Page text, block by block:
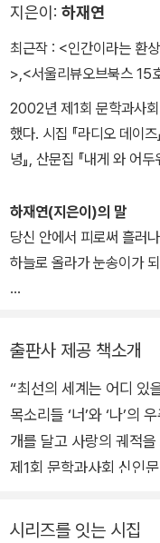
소리를 듣는다. 그 소리는
토성의 고리를 가로지르
우리가 살아남을 수 있는
스러운 형태로 존재하는
의 말에서, 나는 지의류의
느리게 그리고 함께 생장
신의 검게 열린 눈으로 흘
지은이: 하재연
최근작 : <인간이라는 환
>,<서울리뷰오브북스 15
2002년 제1회 문학과사
했다. 시집 『라디오 데이즈
녕』, 산문집 『내게 와 어
상했다. 현재 고려대학교
하재연(지은이)의 말
당신 안에서 피로써 흘러
하늘로 올라가 눈송이가
당신을 솜이불처럼 덮어
부디,
없는 꿈과 같이
편안하게 잠들 수 있기를.
2026년 5월
출판사 제공 책소개
“최선의 세계는 어디 있을까?” 비선형적 시간을
목소리들 ‘너’와 ‘나’의 우주가 공명하는 낯선 멜로디 불가능한 날
개를 달고 사랑의 궤적을 그
제1회 문학과사회 신인
되었다. 세번째 시집 『
시리즈를 잇는 시집